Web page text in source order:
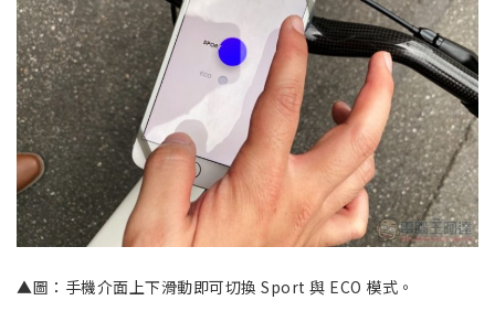
▲圖：手機介面上下滑動即可切換 Sport 與 ECO 模式。